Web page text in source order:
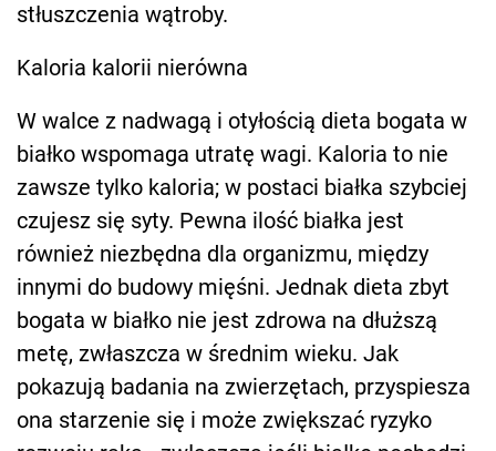
stłuszczenia wątroby.
Kaloria kalorii nierówna
W walce z nadwagą i otyłością dieta bogata w
białko wspomaga utratę wagi. Kaloria to nie
zawsze tylko kaloria; w postaci białka szybciej
czujesz się syty. Pewna ilość białka jest
również niezbędna dla organizmu, między
innymi do budowy mięśni. Jednak dieta zbyt
bogata w białko nie jest zdrowa na dłuższą
metę, zwłaszcza w średnim wieku. Jak
pokazują badania na zwierzętach, przyspiesza
ona starzenie się i może zwiększać ryzyko